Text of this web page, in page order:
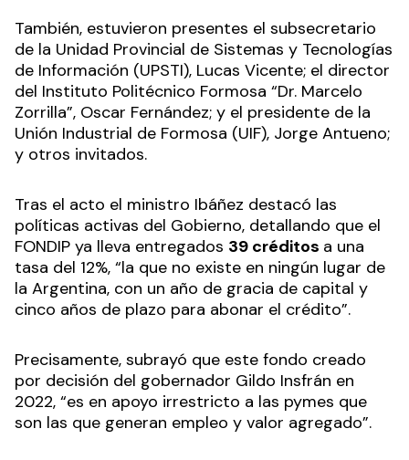
También, estuvieron presentes el subsecretario
de la Unidad Provincial de Sistemas y Tecnologías
de Información (UPSTI), Lucas Vicente; el director
del Instituto Politécnico Formosa “Dr. Marcelo
Zorrilla”, Oscar Fernández; y el presidente de la
Unión Industrial de Formosa (UIF), Jorge Antueno;
y otros invitados.
Tras el acto el ministro Ibáñez destacó las
políticas activas del Gobierno, detallando que el
FONDIP ya lleva entregados 39 créditos a una
tasa del 12%, “la que no existe en ningún lugar de
la Argentina, con un año de gracia de capital y
cinco años de plazo para abonar el crédito”.
Precisamente, subrayó que este fondo creado
por decisión del gobernador Gildo Insfrán en
2022, “es en apoyo irrestricto a las pymes que
son las que generan empleo y valor agregado”.